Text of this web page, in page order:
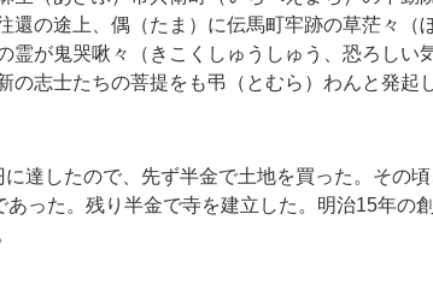
還の途上、偶（たま）に伝馬町牢跡の草茫々（
霊が鬼哭啾々（きこくしゅうしゅう、恐ろしい
の志士たちの菩提をも弔（とむら）わんと発起
達したので、先ず半金で土地を買った。その
った。残り半金で寺を建立した。明治15年の